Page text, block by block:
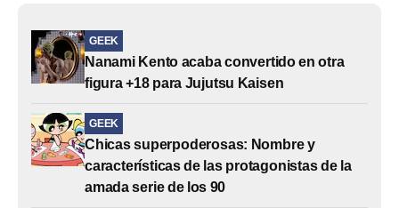
GEEK
Nanami Kento acaba convertido en otra
figura +18 para Jujutsu Kaisen
GEEK
Chicas superpoderosas: Nombre y
características de las protagonistas de la
amada serie de los 90